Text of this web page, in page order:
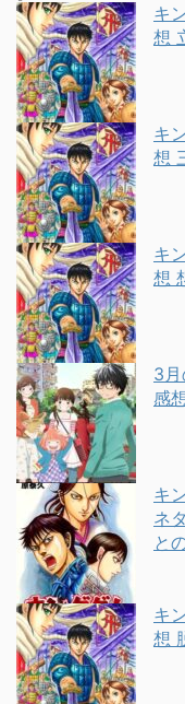
キ
想
キ
想
キ
想
3
感
キ
ネ
と
キ
想